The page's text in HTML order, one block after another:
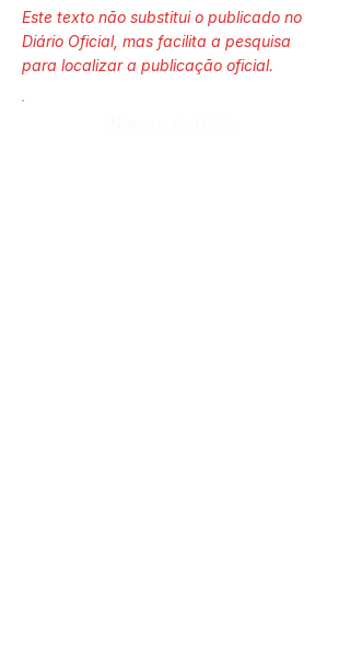
Este texto não substitui o publicado no
Diário Oficial, mas facilita a pesquisa
para localizar a publicação oficial.